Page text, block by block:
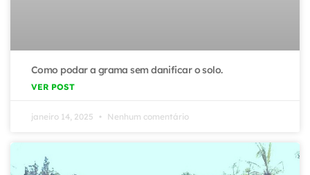
Como podar a grama sem danificar o solo.
VER POST
janeiro 14, 2025 Nenhum comentário